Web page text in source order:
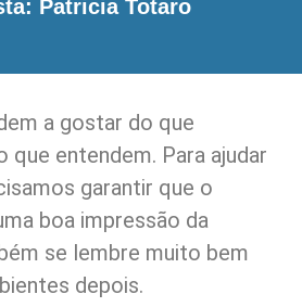
Patricia Totaro
a gostar do que
que entendem. Para ajudar
garantir que o
boa impressão da
se lembre muito bem
depois.